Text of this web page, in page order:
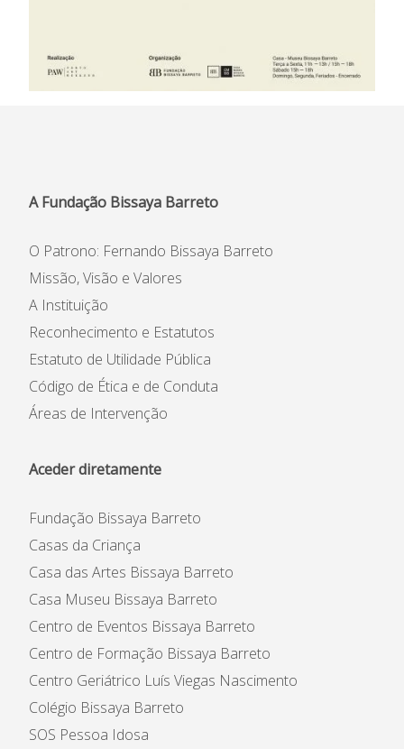
A Fundação Bissaya Barreto
O Patrono: Fernando Bissaya Barreto
Missão, Visão e Valores
A Instituição
Reconhecimento e Estatutos
Estatuto de Utilidade Pública
Código de Ética e de Conduta
Áreas de Intervenção
Aceder diretamente
Fundação Bissaya Barreto
Casas da Criança
Casa das Artes Bissaya Barreto
Casa Museu Bissaya Barreto
Centro de Eventos Bissaya Barreto
Centro de Formação Bissaya Barreto
Centro Geriátrico Luís Viegas Nascimento
Colégio Bissaya Barreto
SOS Pessoa Idosa